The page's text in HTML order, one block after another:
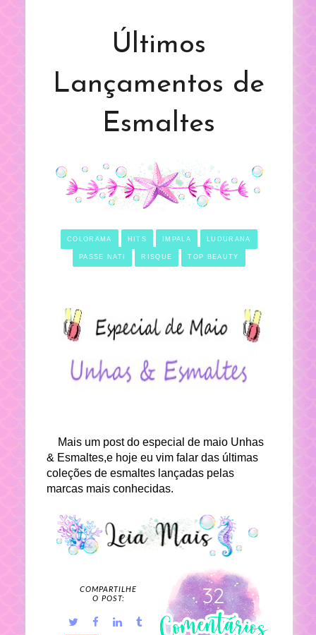
Últimos
Lançamentos de
Esmaltes
COLORAMA HITS IMPALA LUDURANA
PASSE NATI RISQUE TOP BEAUTY
Mais um post do especial de maio Unhas
& Esmaltes,e hoje eu vim falar das últimas
coleções de esmaltes lançadas pelas
marcas mais conhecidas.
32
COMPARTILHE
O POST: